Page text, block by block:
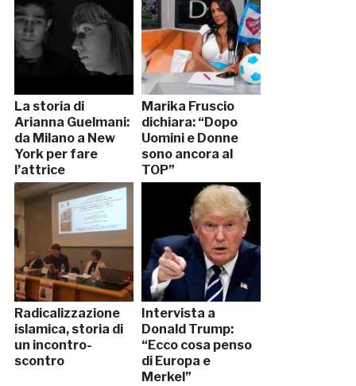
La storia di
Arianna Guelmani:
da Milano a New
York per fare
l’attrice
Marika Fruscio
dichiara: “Dopo
Uomini e Donne
sono ancora al
TOP”
Radicalizzazione
islamica, storia di
un incontro-
scontro
Intervista a
Donald Trump:
“Ecco cosa penso
di Europa e
Merkel”